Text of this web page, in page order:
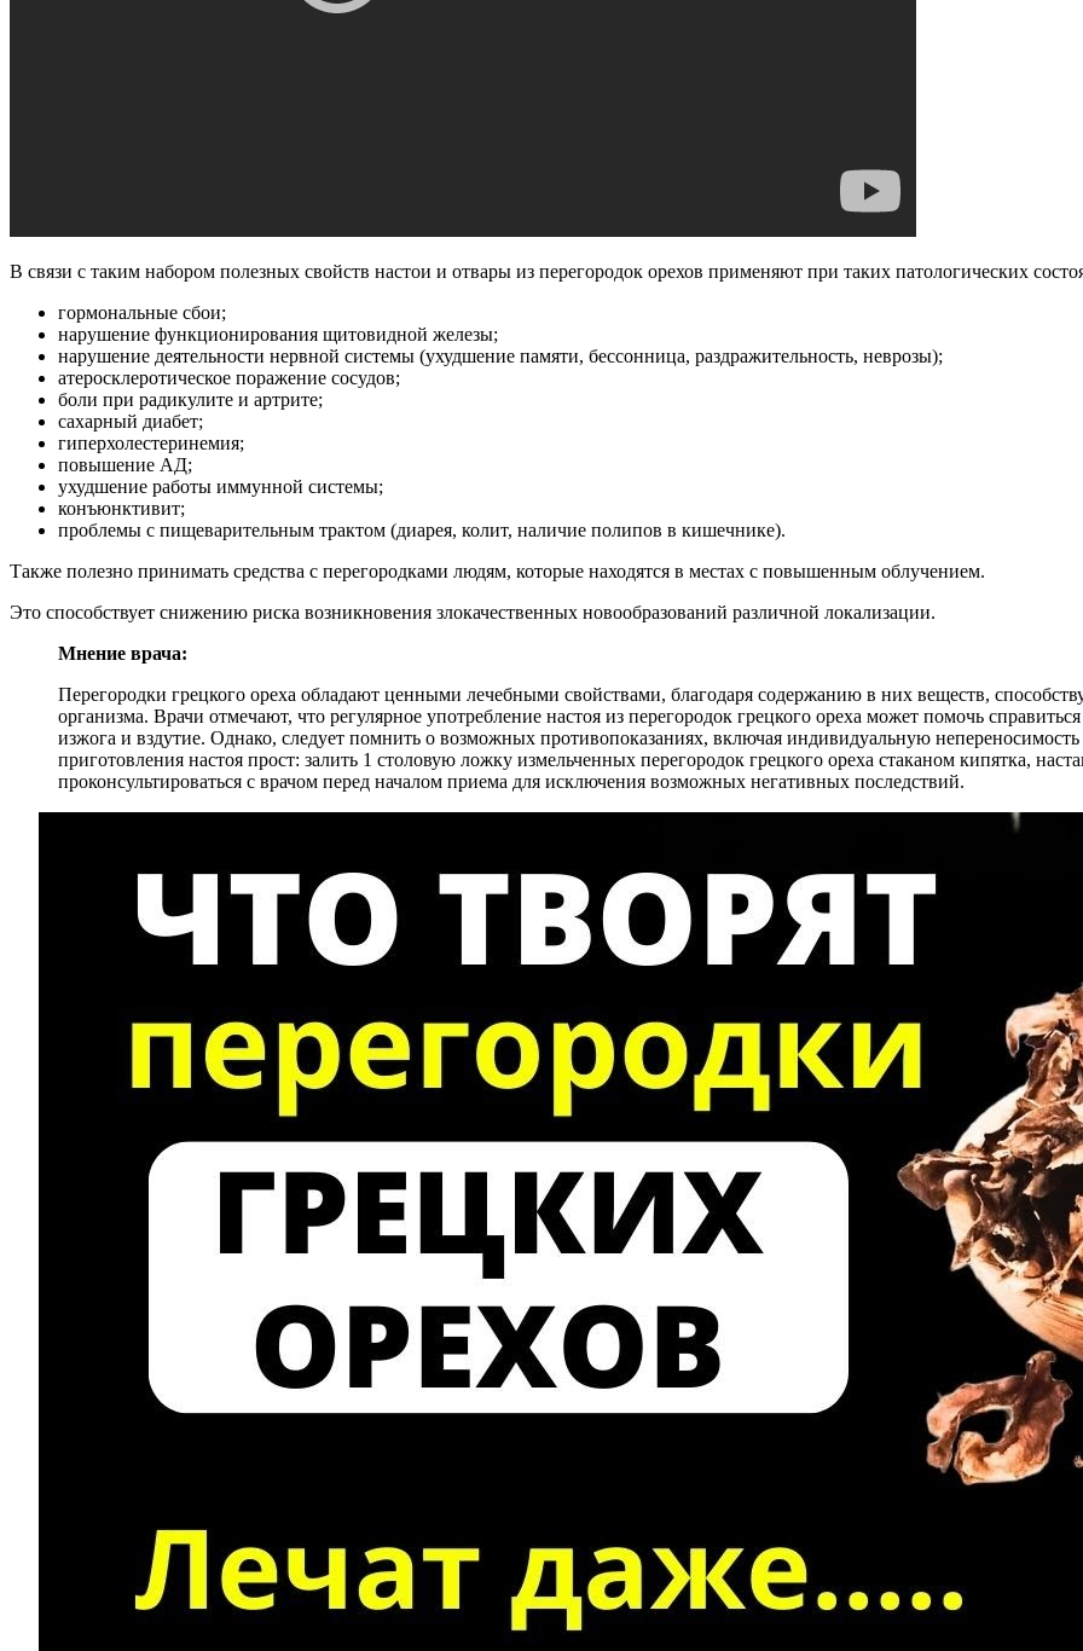
В связи с таким набором полезных свойств настои и отвары из перегородок орехов применяют при таких патологических
гормональные сбои;
нарушение функционирования щитовидной железы;
нарушение деятельности нервной системы (ухудшение памяти, бессонница, раздражительность, неврозы);
атеросклеротическое поражение сосудов;
боли при радикулите и артрите;
сахарный диабет;
гиперхолестеринемия;
повышение АД;
ухудшение работы иммунной системы;
конъюнктивит;
проблемы с пищеварительным трактом (диарея, колит, наличие полипов в кишечнике).
Также полезно принимать средства с перегородками людям, которые находятся в местах с повышенным облучением.
Это способствует снижению риска возникновения злокачественных новообразований различной локализации.
Мнение врача:
Перегородки грецкого ореха обладают ценными лечебными свойствами, благодаря содержанию в них веществ,
организма. Врачи отмечают, что регулярное употребление настоя из перегородок грецкого ореха может помочь
изжога и вздутие. Однако, следует помнить о возможных противопоказаниях, включая индивидуальную
приготовления настоя прост: залить 1 столовую ложку измельченных перегородок грецкого ореха стаканом кипятка,
проконсультироваться с врачом перед началом приема для исключения возможных негативных последствий.